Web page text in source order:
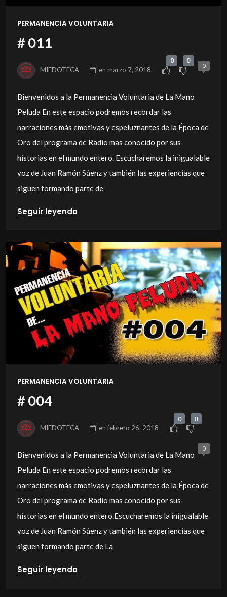
PERMANENCIA VOLUNTARIA
# 011
MIEDOTECA enmarzo 7, 2018
0 0
0
Bienvenidos a la Permanencia Voluntaria de La Mano
Peluda En este espacio podremos recordar las
narraciones más emotivas y espeluznantes de la Época de
Oro del programa de Radio mas conocido por sus
historias en el mundo entero. Escucharemos la inigualable
voz de Juan Ramón Sáenz y también las experiencias que
siguen formando parte de
Seguir leyendo
PERMANENCIA VOLUNTARIA
# 004
MIEDOTECA enfebrero 26, 2018
0 0
0
Bienvenidos a la Permanencia Voluntaria de La Mano
Peluda En este espacio podremos recordar las
narraciones más emotivas y espeluznantes de la Época de
Oro del programa de Radio mas conocido por sus
historias en el mundo entero.Escucharemos la inigualable
voz de Juan Ramón Sáenz y también las experiencias que
siguen formando parte de La
Seguir leyendo